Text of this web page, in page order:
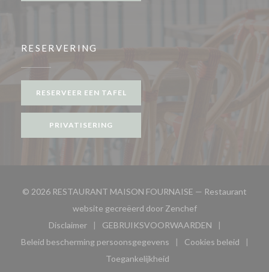
RESERVERING
RESERVEER EEN TAFEL
PRIVATISERING
© 2026 RESTAURANT MAISON FOURNAISE — Restaurant
website gecreëerd door Zenchef((opent in een
Disclaimer
((opent in een nieuw venster))
GEBRUIKSVOORWAARDEN
((opent in een nieuw
Beleid bescherming persoonsgegevens
((opent in een nieuw venster))
Cookies beleid
((opent in
Toegankelijkheid
((opent in een nieuw venster))